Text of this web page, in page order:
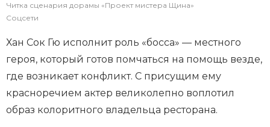
Читка сценария дорамы «Проект мистера Щина»
Соцсети
Хан Сок Гю исполнит роль «босса» — местного
героя, который готов помчаться на помощь везде,
где возникает конфликт. С присущим ему
красноречием актер великолепно воплотил
образ колоритного владельца ресторана.